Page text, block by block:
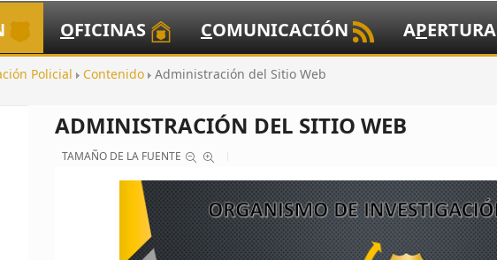
OFICINAS COMUNICACIÓN APERTURA
Policial Contenido Administración del Sitio Web
ADMINISTRACIÓN DEL SITIO WEB
TAMAÑO DE LA FUENTE